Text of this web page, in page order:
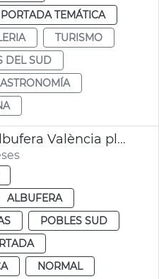
TEMÁTICA
TURISMO
DEL SUD
Retirada residuos Albufera València plano ocupación dana
ALBUFERA
POBLES SUD
NORMAL